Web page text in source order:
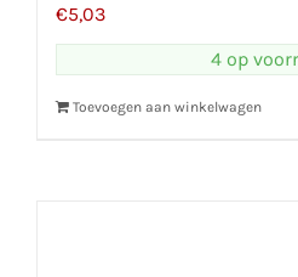
€5,03
4 op
Toevoegen aan winkelwagen